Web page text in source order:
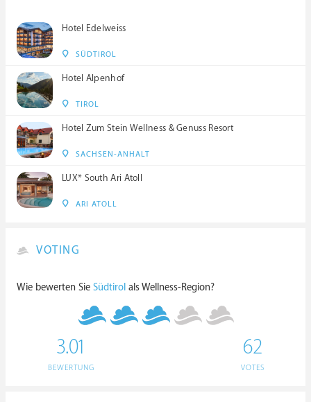
Hotel Edelweiss
SÜDTIROL
Hotel Alpenhof
TIROL
Hotel Zum Stein Wellness & Genuss Resort
SACHSEN-ANHALT
LUX* South Ari Atoll
ARI ATOLL
VOTING
Wie bewerten Sie Südtirol als Wellness-Region?
3.01
BEWERTUNG
62
VOTES